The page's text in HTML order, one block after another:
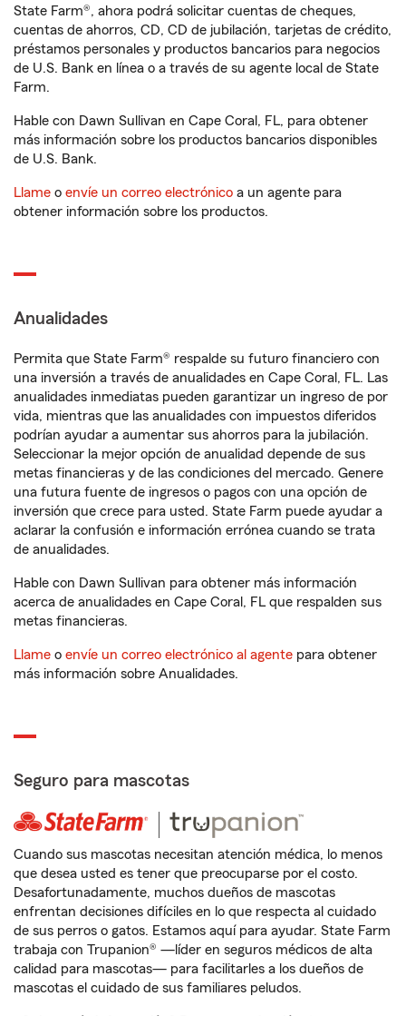
State Farm®, ahora podrá solicitar cuentas de cheques,
cuentas de ahorros, CD, CD de jubilación, tarjetas de crédito,
préstamos personales y productos bancarios para negocios
de U.S. Bank en línea o a través de su agente local de State
Farm.
Hable con Dawn Sullivan en Cape Coral, FL, para obtener
más información sobre los productos bancarios disponibles
de U.S. Bank.
Llame o envíe un correo electrónico a un agente para
obtener información sobre los productos.
Anualidades
Permita que State Farm® respalde su futuro financiero con
una inversión a través de anualidades en Cape Coral, FL. Las
anualidades inmediatas pueden garantizar un ingreso de por
vida, mientras que las anualidades con impuestos diferidos
podrían ayudar a aumentar sus ahorros para la jubilación.
Seleccionar la mejor opción de anualidad depende de sus
metas financieras y de las condiciones del mercado. Genere
una futura fuente de ingresos o pagos con una opción de
inversión que crece para usted. State Farm puede ayudar a
aclarar la confusión e información errónea cuando se trata
de anualidades.
Hable con Dawn Sullivan para obtener más información
acerca de anualidades en Cape Coral, FL que respalden sus
metas financieras.
Llame o envíe un correo electrónico al agente para obtener
más información sobre Anualidades.
Seguro para mascotas
Cuando sus mascotas necesitan atención médica, lo menos
que desea usted es tener que preocuparse por el costo.
Desafortunadamente, muchos dueños de mascotas
enfrentan decisiones difíciles en lo que respecta al cuidado
de sus perros o gatos. Estamos aquí para ayudar. State Farm
trabaja con Trupanion® —líder en seguros médicos de alta
calidad para mascotas— para facilitarles a los dueños de
mascotas el cuidado de sus familiares peludos.